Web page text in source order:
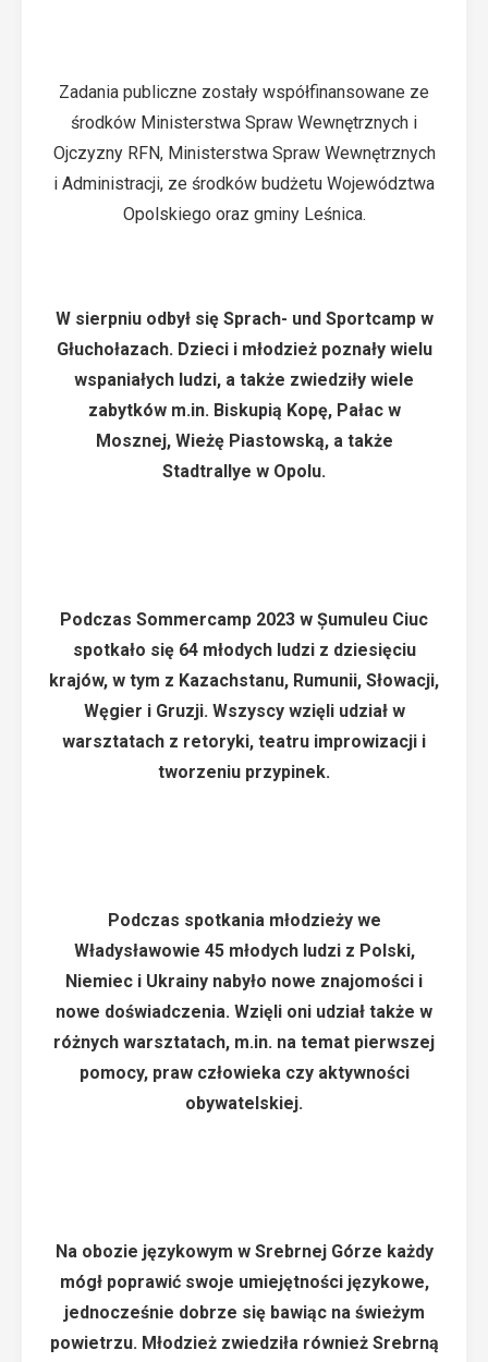
Zadania publiczne zostały współfinansowane ze
środków Ministerstwa Spraw Wewnętrznych i
Ojczyzny RFN, Ministerstwa Spraw Wewnętrznych
i Administracji, ze środków budżetu Województwa
Opolskiego oraz gminy Leśnica.
W sierpniu odbył się Sprach- und Sportcamp w
Głuchołazach. Dzieci i młodzież poznały wielu
wspaniałych ludzi, a także zwiedziły wiele
zabytków m.in. Biskupią Kopę, Pałac w
Mosznej, Wieżę Piastowską, a także
Stadtrallye w Opolu.
Podczas Sommercamp 2023 w Șumuleu Ciuc
spotkało się 64 młodych ludzi z dziesięciu
krajów, w tym z Kazachstanu, Rumunii, Słowacji,
Węgier i Gruzji. Wszyscy wzięli udział w
warsztatach z retoryki, teatru improwizacji i
tworzeniu przypinek.
Podczas spotkania młodzieży we
Władysławowie 45 młodych ludzi z Polski,
Niemiec i Ukrainy nabyło nowe znajomości i
nowe doświadczenia. Wzięli oni udział także w
różnych warsztatach, m.in. na temat pierwszej
pomocy, praw człowieka czy aktywności
obywatelskiej.
Na obozie językowym w Srebrnej Górze każdy
mógł poprawić swoje umiejętności językowe,
jednocześnie dobrze się bawiąc na świeżym
powietrzu. Młodzież zwiedziła również Srebrną